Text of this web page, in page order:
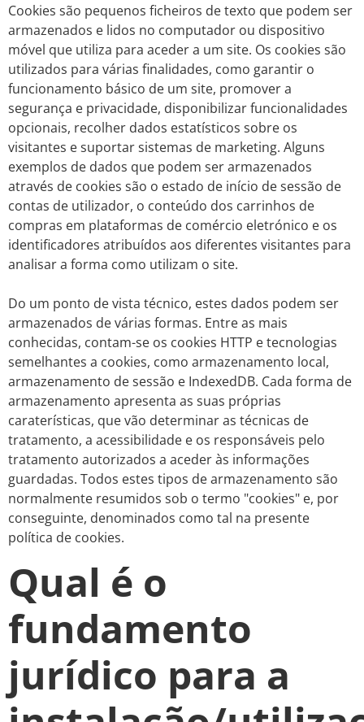
Cookies são pequenos ficheiros de texto que podem ser
armazenados e lidos no computador ou dispositivo
móvel que utiliza para aceder a um site. Os cookies são
utilizados para várias finalidades, como garantir o
funcionamento básico de um site, promover a
segurança e privacidade, disponibilizar funcionalidades
opcionais, recolher dados estatísticos sobre os
visitantes e suportar sistemas de marketing. Alguns
exemplos de dados que podem ser armazenados
através de cookies são o estado de início de sessão de
contas de utilizador, o conteúdo dos carrinhos de
compras em plataformas de comércio eletrónico e os
identificadores atribuídos aos diferentes visitantes para
analisar a forma como utilizam o site.
Do um ponto de vista técnico, estes dados podem ser
armazenados de várias formas. Entre as mais
conhecidas, contam-se os cookies HTTP e tecnologias
semelhantes a cookies, como armazenamento local,
armazenamento de sessão e IndexedDB. Cada forma de
armazenamento apresenta as suas próprias
caraterísticas, que vão determinar as técnicas de
tratamento, a acessibilidade e os responsáveis pelo
tratamento autorizados a aceder às informações
guardadas. Todos estes tipos de armazenamento são
normalmente resumidos sob o termo "cookies" e, por
conseguinte, denominados como tal na presente
política de cookies.
Qual é o
fundamento
jurídico para a